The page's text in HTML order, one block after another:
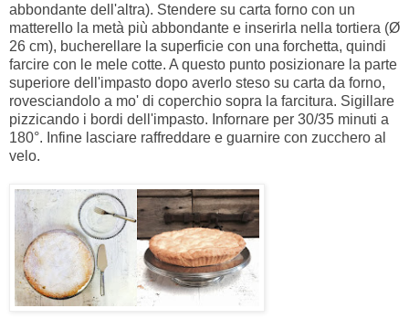
abbondante dell'altra). Stendere su carta forno con un
matterello la metà più abbondante e inserirla nella tortiera (Ø
26 cm), bucherellare la superficie con una forchetta, quindi
farcire con le mele cotte. A questo punto posizionare la parte
superiore dell'impasto dopo averlo steso su carta da forno,
rovesciandolo a mo' di coperchio sopra la farcitura. Sigillare
pizzicando i bordi dell'impasto. Infornare per 30/35 minuti a
180°. Infine lasciare raffreddare e guarnire con zucchero al
velo.